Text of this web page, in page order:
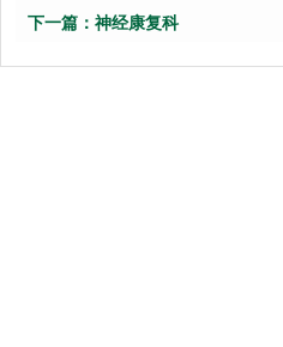
下一篇： 神经康复科